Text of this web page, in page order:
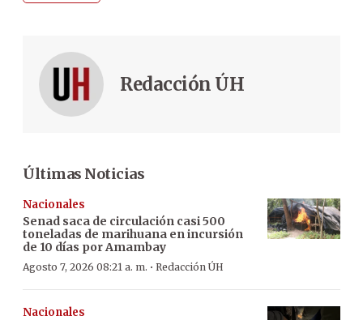
Redacción ÚH
Últimas Noticias
Nacionales
Senad saca de circulación casi 500
toneladas de marihuana en incursión
de 10 días por Amambay
Agosto 7, 2026 08:21 a. m. · Redacción ÚH
Nacionales